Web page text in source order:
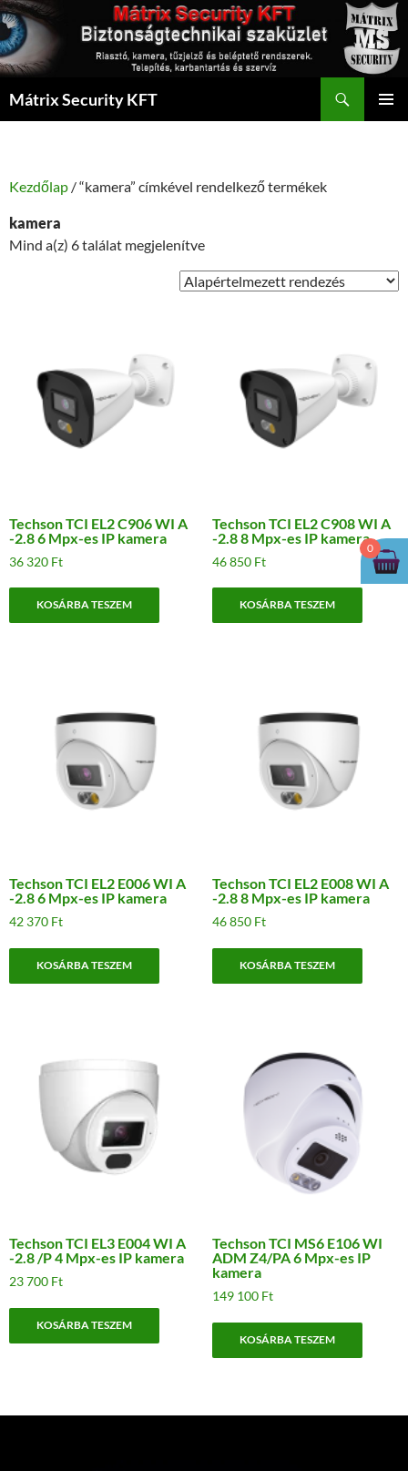
Kilépés
tartalomba
Mátrix Security KFT
Kezdőlap / “kamera” címkével rendelkező termékek
kamera
Mind a(z) 6 találat megjelenítve
Techson TCI EL2 C906 WI A
-2.8 6 Mpx-es IP kamera
36 320 Ft
KOSÁRBA TESZEM
Techson TCI EL2 C908 WI A
-2.8 8 Mpx-es IP kamera
46 850 Ft
KOSÁRBA TESZEM
Techson TCI EL2 E006 WI A
-2.8 6 Mpx-es IP kamera
42 370 Ft
KOSÁRBA TESZEM
Techson TCI EL2 E008 WI A
-2.8 8 Mpx-es IP kamera
46 850 Ft
KOSÁRBA TESZEM
Techson TCI EL3 E004 WI A
-2.8 /P 4 Mpx-es IP kamera
23 700 Ft
KOSÁRBA TESZEM
Techson TCI MS6 E106 WI
ADM Z4/PA 6 Mpx-es IP
kamera
149 100 Ft
KOSÁRBA TESZEM
0